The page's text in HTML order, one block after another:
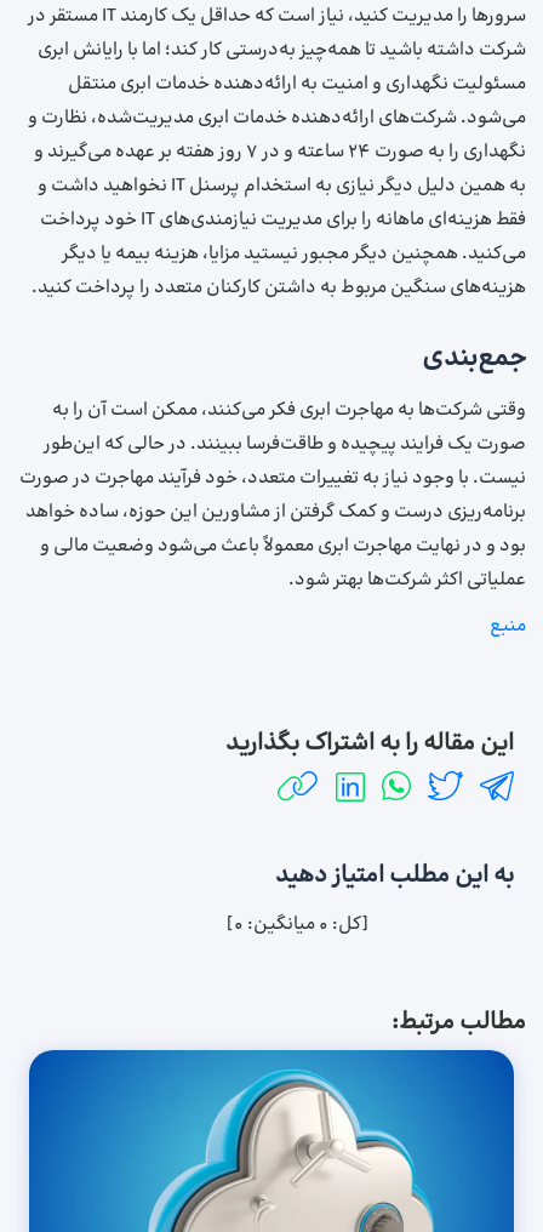
سرورها را مدیریت کنید، نیاز است که حداقل یک کارمند IT مستقر در
شرکت داشته باشید تا همه‌چیز به‌درستی کار کند؛ اما با رایانش ابری
مسئولیت نگهداری و امنیت به ارائه‌دهنده خدمات ابری منتقل
می‌شود. شرکت‌های ارائه‌دهنده خدمات ابری مدیریت‌شده، نظارت و
نگهداری را به صورت 24 ساعته و در 7 روز هفته بر عهده می‌گیرند و
به همین دلیل دیگر نیازی به استخدام پرسنل IT نخواهید داشت و
فقط هزینه‌ای ماهانه را برای مدیریت نیازمندی‌های IT خود پرداخت
می‌کنید. همچنین دیگر مجبور نیستید مزایا، هزینه بیمه یا دیگر
هزینه‌های سنگین مربوط به داشتن کارکنان متعدد را پرداخت کنید.
جمع‌بندی
وقتی شرکت‌ها به مهاجرت ابری فکر می‌کنند، ممکن است آن را به
صورت یک فرایند پیچیده و طاقت‌فرسا ببینند. در حالی ‌که این‌طور
نیست. با وجود نیاز به تغییرات متعدد، خود فرآیند مهاجرت در صورت
برنامه‌ریزی درست و کمک گرفتن از مشاورین این حوزه، ساده خواهد
بود و در نهایت مهاجرت ابری معمولاً باعث می‌شود وضعیت مالی و
عملیاتی اکثر شرکت‌ها بهتر شود.
منبع
این مقاله را به اشتراک بگذارید
به این مطلب امتیاز دهید
[کل: 0میانگین: 0
]
مطالب مرتبط: